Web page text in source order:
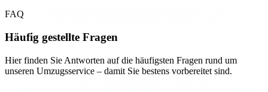
FAQ
Häufig gestellte Fragen
Hier finden Sie Antworten auf die häufigsten Fragen rund um
unseren Umzugsservice – damit Sie bestens vorbereitet sind.